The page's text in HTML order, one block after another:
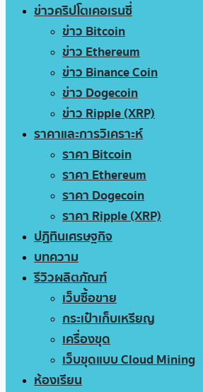
ข่าวคริปโตเคอเรนซี่
ข่าว Bitcoin
ข่าว Ethereum
ข่าว Binance Coin
ข่าว Dogecoin
ข่าว Ripple (XRP)
ราคาและการวิเคราะห์
ราคา Bitcoin
ราคา Ethereum
ราคา Dogecoin
ราคา Ripple (XRP)
ปฏิทินเศรษฐกิจ
บทความ
รีวิวผลิตภัณฑ์
เว็บซื้อขาย
กระเป๋าเก็บเหรียญ
เครื่องขุด
เว็บขุดแบบ Cloud Mining
ห้องเรียน